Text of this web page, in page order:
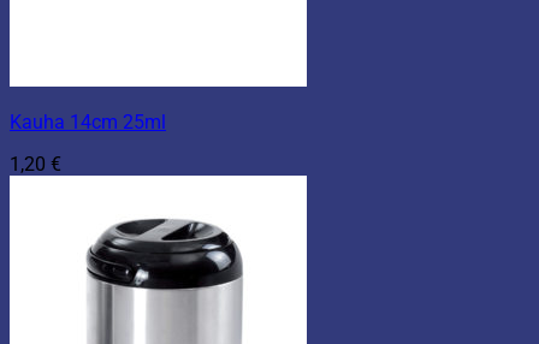
Kauha 14cm 25ml
1,20 €